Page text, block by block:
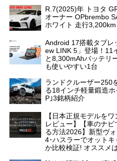
R.7(2025)年 トヨタ
オーナー OPbrembo
ホワイト 走行3,200km
Android 17搭載タブレ
ew LINK 5」登場！11
と8,300mAhバッテリ
も使いやすい1台
ランドクルーザー250
る18インチ軽量鍛造
P｣3銘柄紹介
【日本正規モデルを
レビュー】【車のナビ
る方法2026】新型ヴ
4･ハスラーでオットキ
か比較検証! オススメ